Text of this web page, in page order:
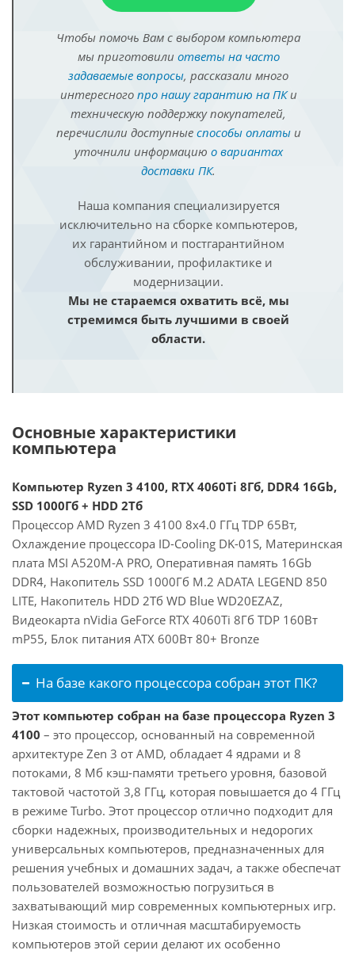
Чтобы помочь Вам с выбором компьютера
мы приготовили ответы на часто
задаваемые вопросы, рассказали много
интересного про нашу гарантию на ПКи
техническую поддержку покупателей,
перечислили доступные способы оплатыи
уточнили информацию о вариантах
доставки ПК.
Наша компания специализируется
исключительно на сборке компьютеров,
их гарантийном и постгарантийном
обслуживании, профилактике и
модернизации.
Мы не стараемся охватить всё, мы
стремимся быть лучшими в своей
области.
Основные характеристики
компьютера
Компьютер Ryzen 3 4100, RTX 4060Ti 8Гб, DDR4 16Gb,
SSD 1000Гб + HDD 2Тб
Процессор AMD Ryzen 3 4100 8x4.0 ГГц TDP 65Вт,
Охлаждение процессора ID-Cooling DK-01S, Материнская
плата MSI A520M-A PRO, Оперативная память 16Gb
DDR4, Накопитель SSD 1000Гб M.2 ADATA LEGEND 850
LITE, Накопитель HDD 2Тб WD Blue WD20EZAZ,
Видеокарта nVidia GeForce RTX 4060Ti 8Гб TDP 160Вт
mP55, Блок питания ATX 600Вт 80+ Bronze
На базе какого процессора собран этот ПК?
Этот компьютер собран на базе процессора Ryzen 3
4100 – это процессор, основанный на современной
архитектуре Zen 3 от AMD, обладает 4 ядрами и 8
потоками, 8 Мб кэш-памяти третьего уровня, базовой
тактовой частотой 3,8 ГГц, которая повышается до 4 ГГц
в режиме Turbo. Этот процессор отлично подходит для
сборки надежных, производительных и недорогих
универсальных компьютеров, предназначенных для
решения учебных и домашних задач, а также обеспечат
пользователей возможностью погрузиться в
захватывающий мир современных компьютерных игр.
Низкая стоимость и отличная масштабируемость
компьютеров этой серии делают их особенно